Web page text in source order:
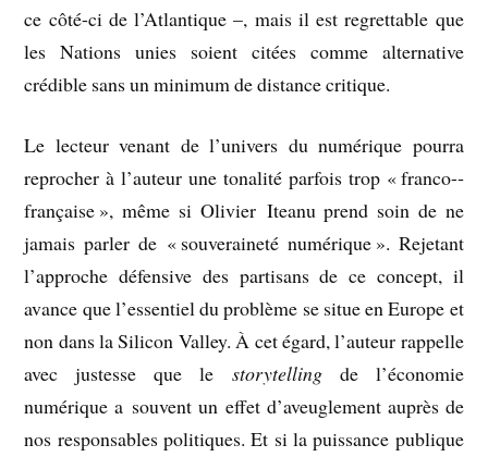
ce côté-ci de l’Atlantique –, mais il est regrettable que
les Nations unies soient citées comme alternative
crédible sans un minimum de distance critique.
Le lecteur venant de l’univers du numérique pourra
reprocher à l’auteur une tonalité parfois trop « franco-­
française », même si Olivier Iteanu prend soin de ne
jamais parler de « souveraineté numérique ». Rejetant
l’approche défensive des partisans de ce concept, il
avance que l’essentiel du problème se situe en Europe et
non dans la Silicon Valley. À cet égard, l’auteur rappelle
avec justesse que le storytellingde l’économie
numérique a souvent un effet d’aveuglement auprès de
nos responsables politiques. Et si la puissance publique